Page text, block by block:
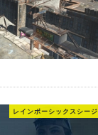
レインボーシックスシージ